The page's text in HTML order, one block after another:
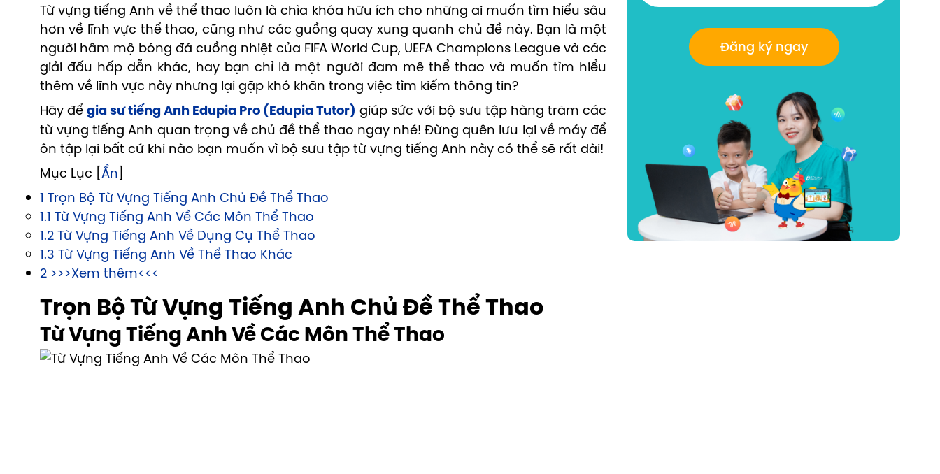
Từ vựng tiếng Anh về thể thao luôn là chìa khóa hữu ích cho những ai muốn tìm hiểu sâu
hơn về lĩnh vực thể thao, cũng như các guồng quay xung quanh chủ đề này. Bạn là một
người hâm mộ bóng đá cuồng nhiệt của FIFA World Cup, UEFA Champions League và các
giải đấu hấp dẫn khác, hay bạn chỉ là một người đam mê thể thao và muốn tìm hiểu
thêm về lĩnh vực này nhưng lại gặp khó khăn trong việc tìm kiếm thông tin?
Hãy đểgia sư tiếng Anh Edupia Pro (Edupia Tutor) giúp sức với bộ sưu tập hàng trăm các
từ vựng tiếng Anh quan trọng về chủ đề thể thao ngay nhé! Đừng quên lưu lại về máy để
ôn tập lại bất cứ khi nào bạn muốn vì bộ sưu tập từ vựng tiếng Anh này có thể sẽ rất dài!
Mục Lục [Ẩn]
1 Trọn Bộ Từ Vựng Tiếng Anh Chủ Đề Thể Thao
1.1 Từ Vựng Tiếng Anh Về Các Môn Thể Thao
1.2 Từ Vựng Tiếng Anh Về Dụng Cụ Thể Thao
1.3 Từ Vựng Tiếng Anh Về Thể Thao Khác
2 >>>Xem thêm<<<
Trọn Bộ Từ Vựng Tiếng Anh Chủ Đề Thể Thao
Từ Vựng Tiếng Anh Về Các Môn Thể Thao
Đăng ký ngay